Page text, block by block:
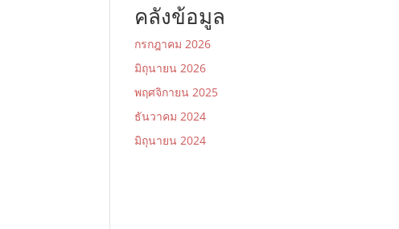
คลังข้อมูล
กรกฎาคม 2026
มิถุนายน 2026
พฤศจิกายน 2025
ธันวาคม 2024
มิถุนายน 2024